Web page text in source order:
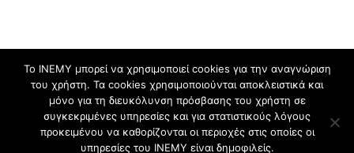
©2026 IN.EM.Y | Σχεδιασμός & ανάπτυξη:
FacebookTwitter YouTubeFlickr
Το ΙΝΕΜΥ μπορεί να χρησιμοποιεί cookies για την αναγνώριση
του χρήστη. Τα cookies χρησιμοποιούνται αποκλειστικά και
μόνο για τη διευκόλυνση πρόσβασης του χρήστη σε
συγκεκριμένες υπηρεσίες και για στατιστικούς λόγους
προκειμένου να καθορίζονται οι περιοχές στις οποίες οι
υπηρεσίες του ΙΝΕΜΥ είναι δημοφιλείς.